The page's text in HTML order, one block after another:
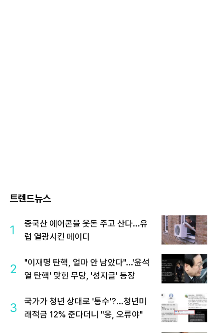
트렌드뉴스
1
중국산 에어콘을 웃돈 주고 산다...유
럽 열광시킨 메이디
2
"이재명 탄핵, 얼마 안 남았다"...'윤석
열 탄핵' 맞힌 무당, '성지글' 등장
3
국가가 청년 상대로 '통수'?...청년미
래적금 12% 준다더니 "응, 오류야"